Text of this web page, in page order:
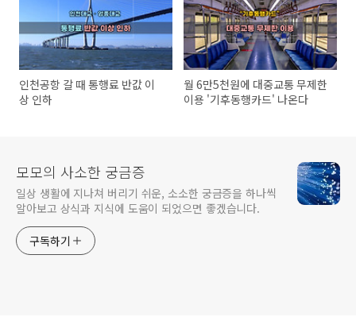
인천공항 갈 때 통행료 반값 이
상 인하
월 6만5천원에 대중교통 무제한
이용 '기후동행카드' 나온다
모모의 사소한 궁금증
일상 생활에 지나쳐 버리기 쉬운, 소소한 궁금증을 하나씩
알아보고 상식과 지식에 도움이 되었으면 좋겠습니다.
구독하기